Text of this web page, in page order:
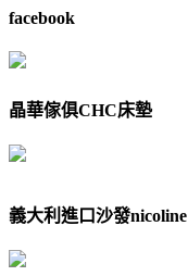
facebook
晶華傢俱CHC床墊
義大利進口沙發nicoline